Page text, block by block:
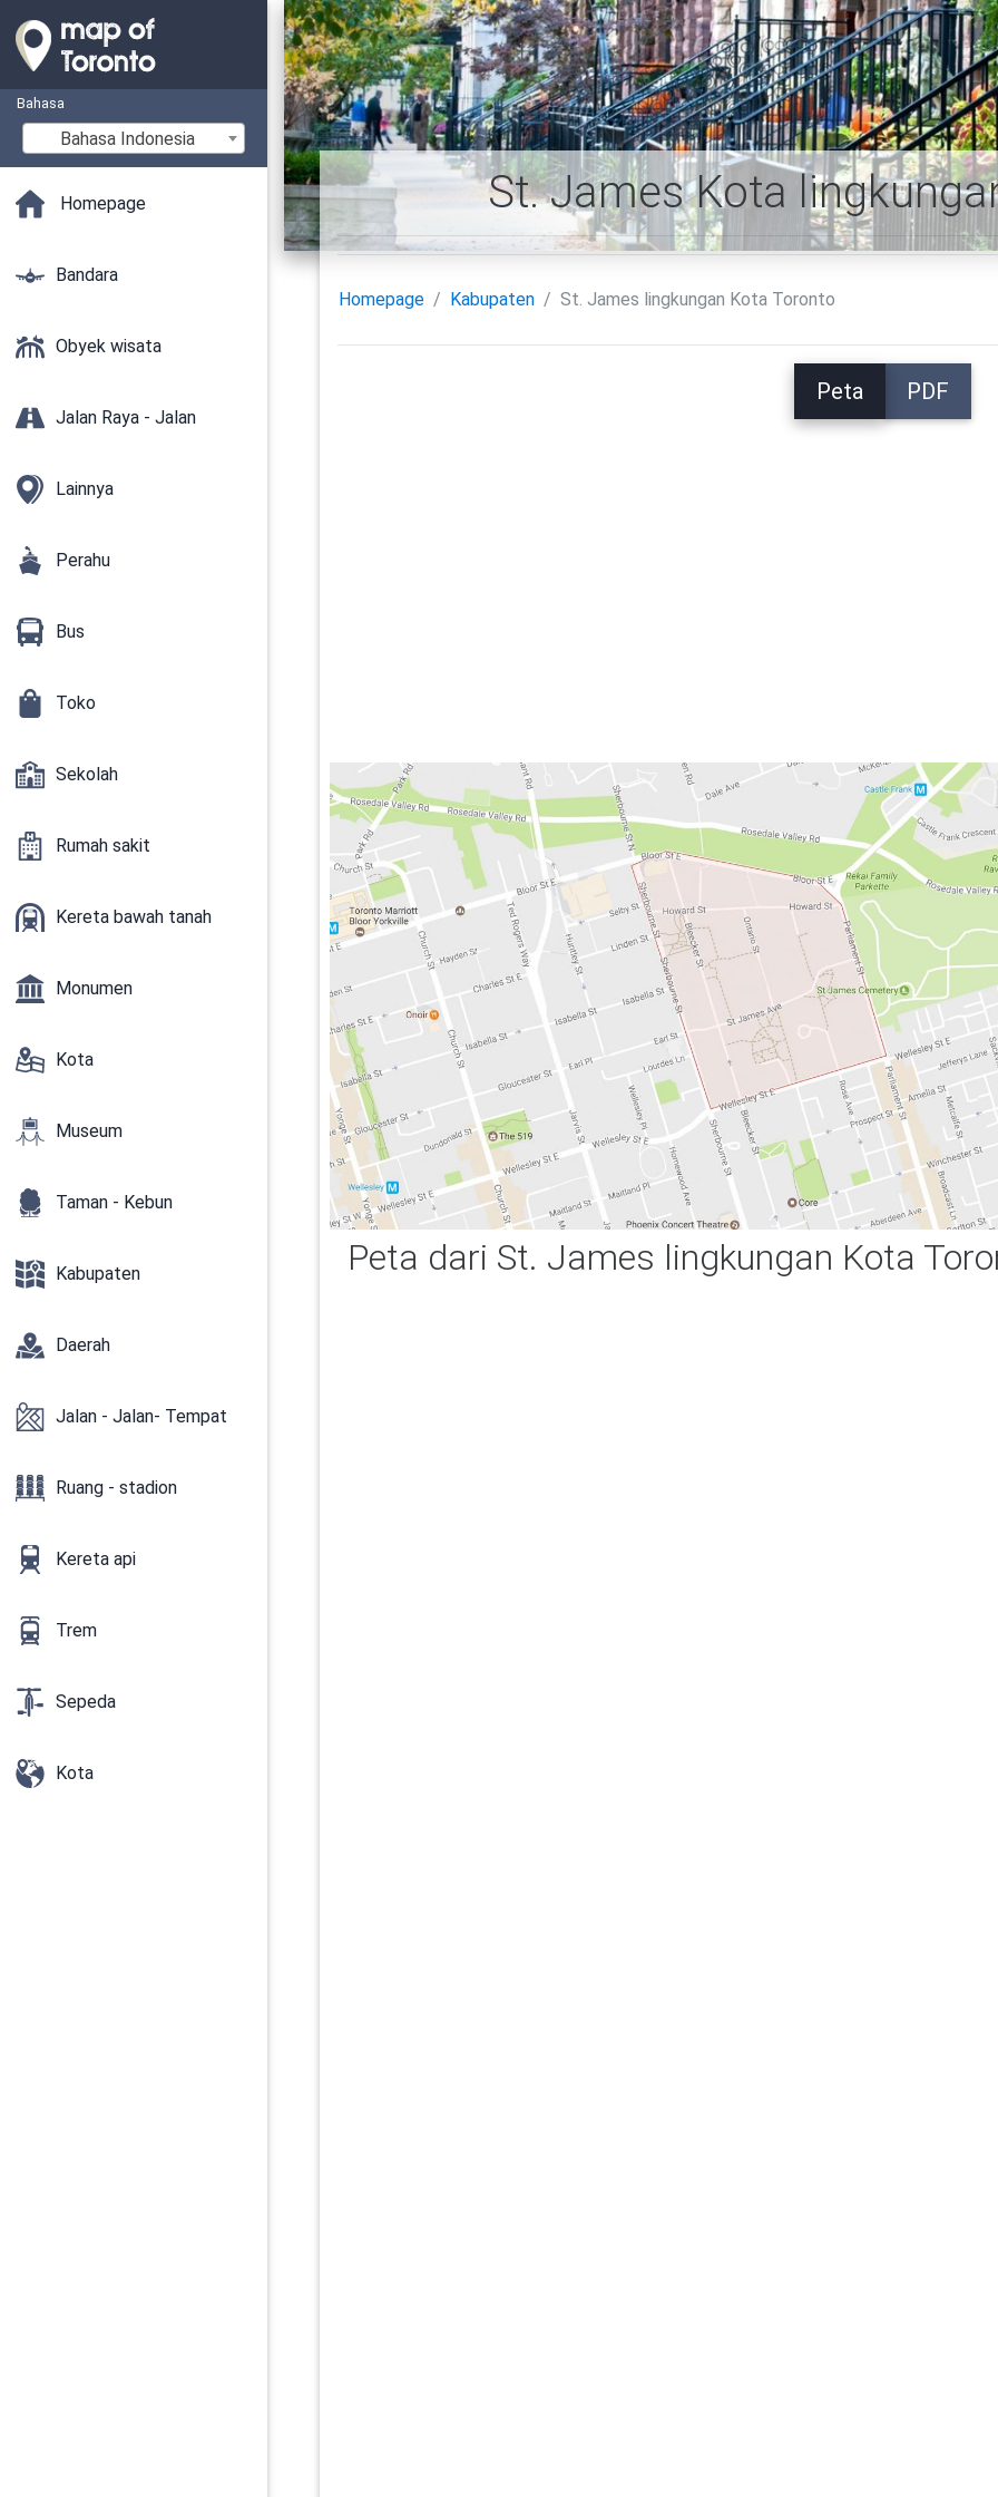
Bahasa
Bahasa Indonesia
Homepage
Bandara
Obyek wisata
Jalan Raya - Jalan
Lainnya
Perahu
Bus
Toko
Sekolah
Rumah sakit
Kereta bawah tanah
Monumen
Kota
Museum
Taman - Kebun
Kabupaten
Daerah
Jalan - Jalan- Tempat
Ruang - stadion
Kereta api
Trem
Sepeda
Kota
St. James Kota
Homepage Kabupaten St. James lingkungan Kota Toronto
Peta PDF
Peta dari St. James lingkungan Kota